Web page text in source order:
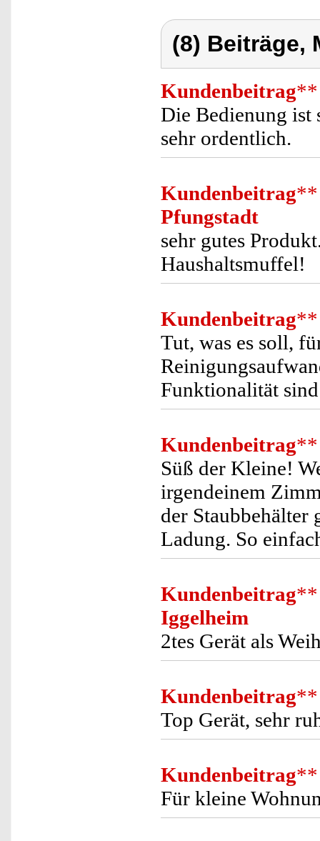
(8) Beiträge,
Kundenbeitrag**
Die Bedienung ist
sehr ordentlich.
Kundenbeitrag**
Pfungstadt
sehr gutes
Haushaltsmuffel!
Kundenbeitrag**
Tut, was es soll,
Funktionalität
Kundenbeitrag**
Süß der Kleine!
irgendeinem
der Staubbehälter
Ladung. So
Kundenbeitrag**
Iggelheim
2tes Gerät als
Kundenbeitrag**
Top Gerät, sehr
Kundenbeitrag**
Für kleine